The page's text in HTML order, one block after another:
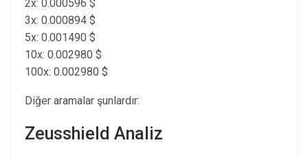
2x: 0.000596 $
3x: 0.000894 $
5x: 0.001490 $
10x: 0.002980 $
100x: 0.002980 $
Diğer aramalar şunlardır:
Zeusshield Analiz